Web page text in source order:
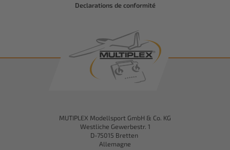
Declarations de conformité
MUTIPLEX Modellsport GmbH & Co. KG
Westliche Gewerbestr. 1
D-75015 Bretten
Allemagne